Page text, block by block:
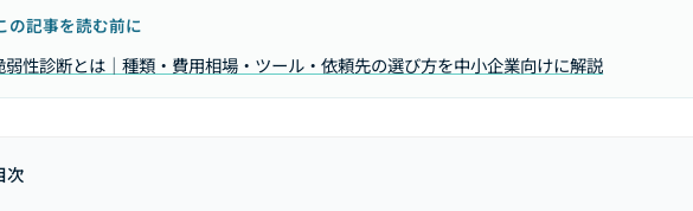
の記事を読む前に
弱性診断とは｜種類・費用相場・ツール・依頼先の選び方を中小企業向けに解説
次